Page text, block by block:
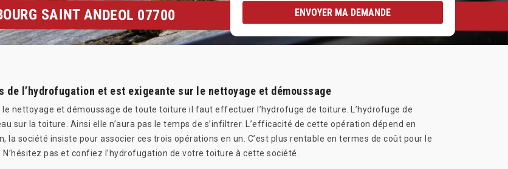
SAINT ANDEOL 07700
l’hydrofugation et est exigeante sur le nettoyage et démoussage
nettoyage et démoussage de toute toiture il faut effectuer l’hydrofuge de toiture. L’hydrofuge de
sur la toiture. Ainsi elle n’aura pas le temps de s’infiltrer. L’efficacité de cette opération dépend en
société insiste pour associer ces trois opérations en un. C’est plus rentable en termes de coût pour le
pas et confiez l’hydrofugation de votre toiture à cette société.